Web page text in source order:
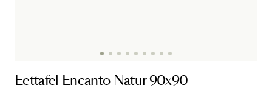
Eettafel Encanto Natur 90x90